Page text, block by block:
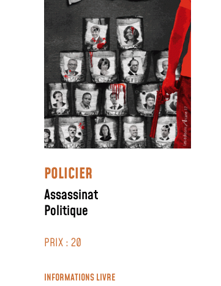
POLICIER
Assassinat
Politique
PRIX : 20
INFORMATIONS LIVRE